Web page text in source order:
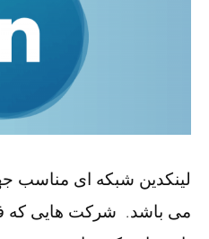
لینکدین شبکه ای مناسب